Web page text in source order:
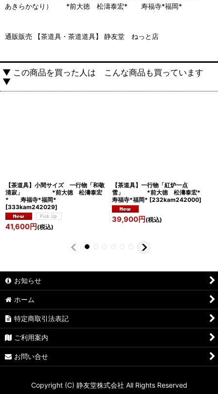
あきらかなり） *前大徳 松濤泰宏* 寿福寺*福岡*
通販販売 【茶道具・茶道道具】 静友堂 ねっと店
▼ この商品を買った人は こんな商品も買っています
▼
【茶道具】小間サイズ 一行物「和敬
清寂」 *前大徳 松濤泰宏
* 寿福寺*福岡*
[333kam242029]
41,600円 (税込)
【茶道具】一行物「紅炉一点
雪」 *前大徳 松濤泰宏*
寿福寺*福岡* [232kam242000]
39,900円 (税込)
お知らせ
ホーム
特定商取引法表記
ご利用案内
お問い合せ
Copyright (C) 静友堂株式会社 All Rights Reserved